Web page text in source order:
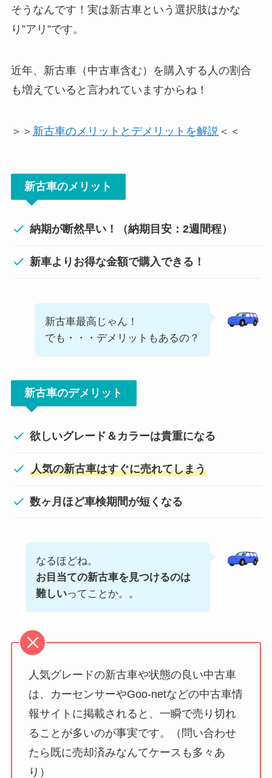
そうなんです！実は新古車という選択肢はかな
り”アリ”です。
近年、新古車（中古車含む）を購入する人の割合
も増えていると言われていますからね！
＞＞ 新古車のメリットとデメリットを解説 ＜＜
新古車のメリット
納期が断然早い！（納期目安：2週間程）
新車よりお得な金額で購入できる！
新古車最高じゃん！
でも・・・デメリットもあるの？
新古車のデメリット
欲しいグレード＆カラーは貴重になる
人気の新古車はすぐに売れてしまう
数ヶ月ほど車検期間が短くなる
なるほどね。
お目当ての新古車を見つけるのは
難しいってことか。。
人気グレードの新古車や状態の良い中古車
は、カーセンサーやGoo-netなどの中古車情
報サイトに掲載されると、一瞬で売り切れ
ることが多いのが事実です。（問い合わせ
たら既に売却済みなんてケースも多々あ
り）